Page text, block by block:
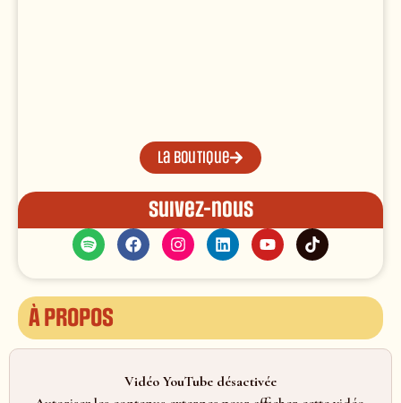
La boutique
Suivez-nous
À propos
Vidéo YouTube désactivée